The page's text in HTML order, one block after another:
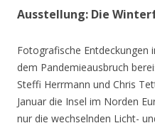
Ausstellung: Die
Fotografische Entdeckungen
dem Pandemieausbruch
Steffi Herrmann und Chris
Januar die Insel im Norden
nur die wechselnden Licht-